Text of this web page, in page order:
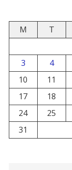
M
T
3
4
10
11
17
18
24
25
31